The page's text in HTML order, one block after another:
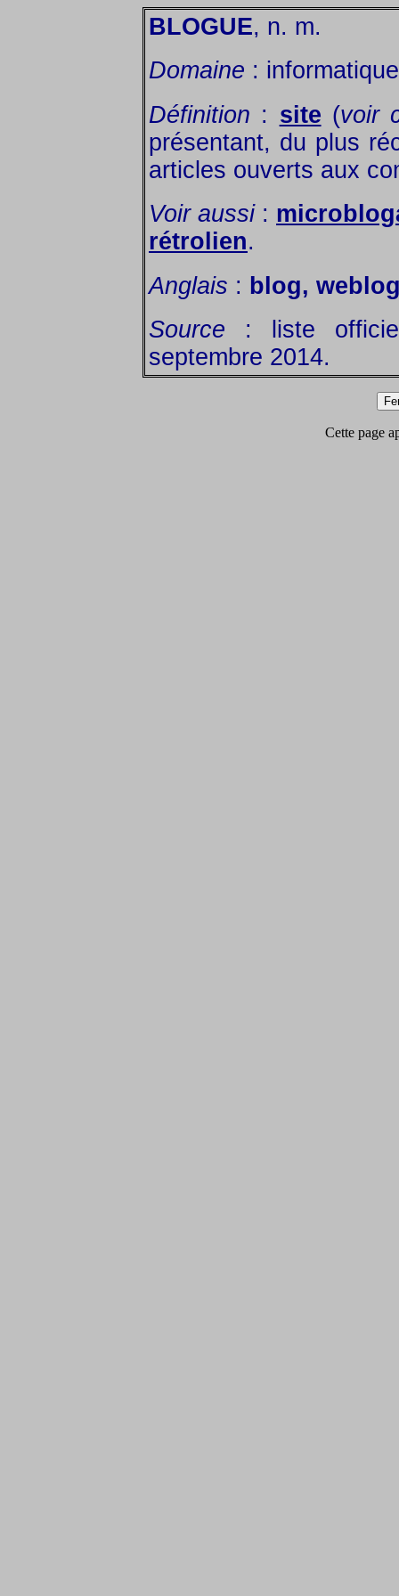
BLOGUE, n. m.
Domaine :
Définition : site (voir
présentant, du plus
articles ouverts aux
Voir aussi:
rétrolien.
Anglais : blog,
Source : liste
septembre 2014.
Cette page